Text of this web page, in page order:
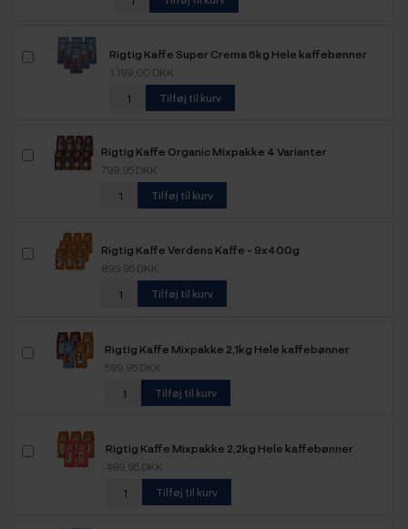
Rigtig Kaffe Super Crema 6kg Hele kaffebønner
1.199,00 DKK
Tilføj til kurv
Rigtig Kaffe Organic Mixpakke 4 Varianter
799,95 DKK
Tilføj til kurv
Rigtig Kaffe Verdens Kaffe - 9x400g
899,95 DKK
Tilføj til kurv
Rigtig Kaffe Mixpakke 2,1kg Hele kaffebønner
599,95 DKK
Tilføj til kurv
Rigtig Kaffe Mixpakke 2,2kg Hele kaffebønner
499,95 DKK
Tilføj til kurv